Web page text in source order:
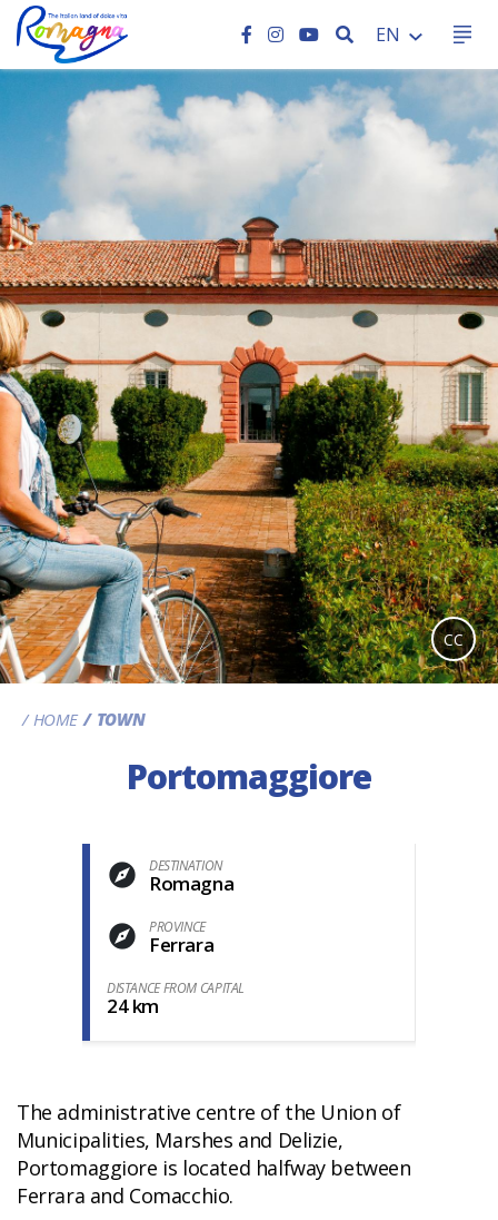
SEARCH
EN
CC
HOME TOWN
Portomaggiore
DESTINATION
Romagna
PROVINCE
Ferrara
DISTANCE FROM CAPITAL
24 km
The administrative centre of the Union of
Municipalities, Marshes and Delizie,
Portomaggiore is located halfway between
Ferrara and Comacchio.